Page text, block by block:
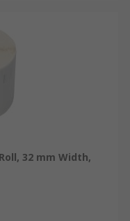
", หรือป้ายบ่งชี้
pull on a door'
กี่
ซึ่งแต่ละชนิด
ดังนี้
32 mm Width,